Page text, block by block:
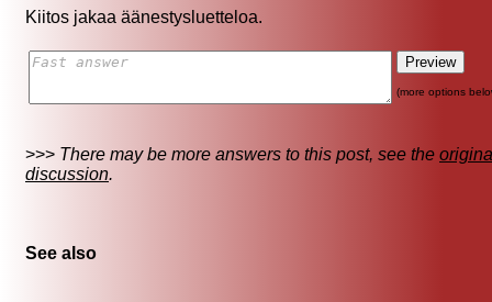
Kiitos jakaa äänestysluetteloa.
(more options
>>> There may be more answers to this post, see the
discussion.
See also